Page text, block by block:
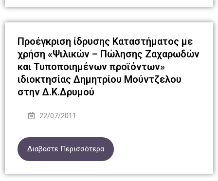
Προέγκριση ίδρυσης Καταστήματος με
χρήση «Ψιλικών – Πώλησης Ζαχαρωδών
και Τυποποιημένων προϊόντων»
ιδιοκτησίας Δημητρίου Μούντζελου
στην Δ.Κ.Δρυμού
22/07/2011
Διαβάστε Περισσότερα